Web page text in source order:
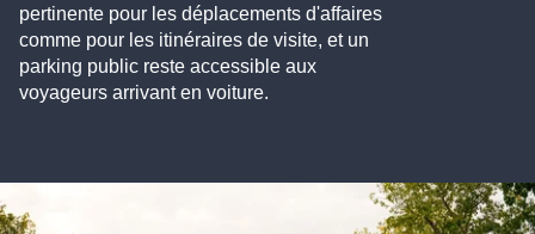
pertinente pour les déplacements d'affaires
comme pour les itinéraires de visite, et un
parking public reste accessible aux
voyageurs arrivant en voiture.